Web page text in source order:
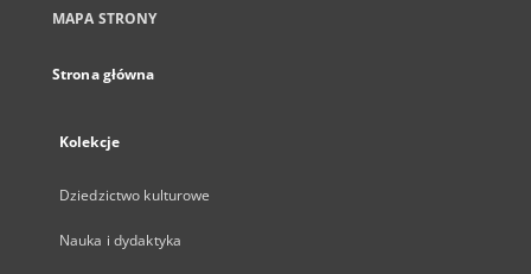
MAPA STRONY
Strona główna
Kolekcje
Dziedzictwo kulturowe
Nauka i dydaktyka